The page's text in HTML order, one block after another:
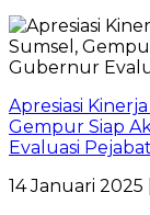
Apresiasi
Gempur Siap
Evaluasi
14 Januari 2025